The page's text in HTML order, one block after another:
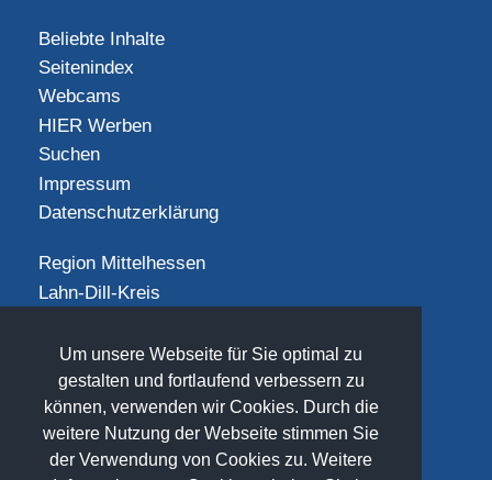
Um unsere Webseite für Sie optimal zu
gestalten und fortlaufend verbessern zu
können, verwenden wir Cookies. Durch die
weitere Nutzung der Webseite stimmen Sie
der Verwendung von Cookies zu. Weitere
Beliebte Inhalte
Seitenindex
Webcams
HIER Werben
Suchen
Impressum
Datenschutzerklärung
Region Mittelhessen
Lahn-Dill-Kreis
Landkreis Limburg-Weilburg
Landkreis Marburg-Biedenkopf
Vogelsbergkreis
SOCIAL